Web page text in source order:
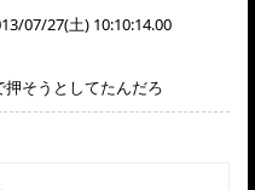
07/27(土) 10:10:14.00
そうとしてたんだろ